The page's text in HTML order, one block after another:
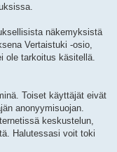
näkemyksistä
Vertaistuki -osio,
ole tarkoitus käsitellä.
Toiset käyttäjät eivät
anonyymisuojan.
keskustelun,
Halutessasi voit toki